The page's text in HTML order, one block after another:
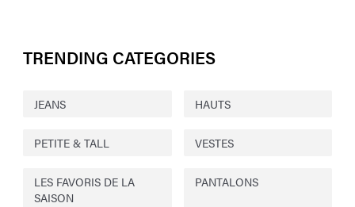
TRENDING CATEGORIES
JEANS HAUTS
PETITE & TALL VESTES
LES FAVORIS DE LA
SAISON
PANTALONS